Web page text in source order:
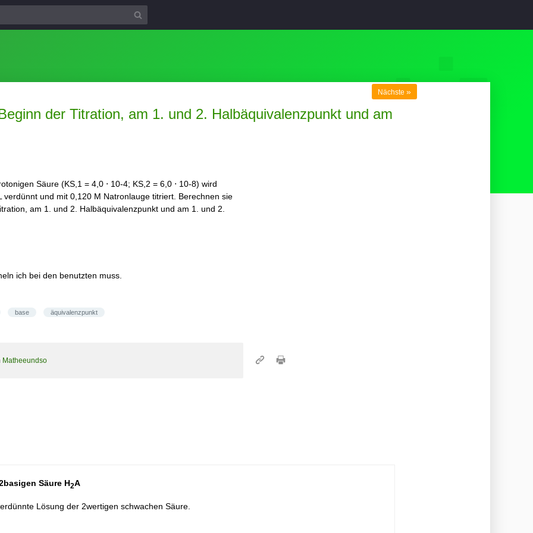
der Titration, am 1. und 2. Halbäquivalenzpunkt und am
Nächste »
Säure (KS,1 = 4,0 ⋅ 10-4; KS,2 = 6,0 ⋅ 10-8) wird
verdünnt und mit 0,120 M Natronlauge titriert. Berechnen sie
am 1. und 2. Halbäquivalenzpunkt und am 1. und 2.
ich bei den benutzten muss.
base äquivalenzpunkt
Matheeundso
Säure H2A
Lösung der 2wertigen schwachen Säure.